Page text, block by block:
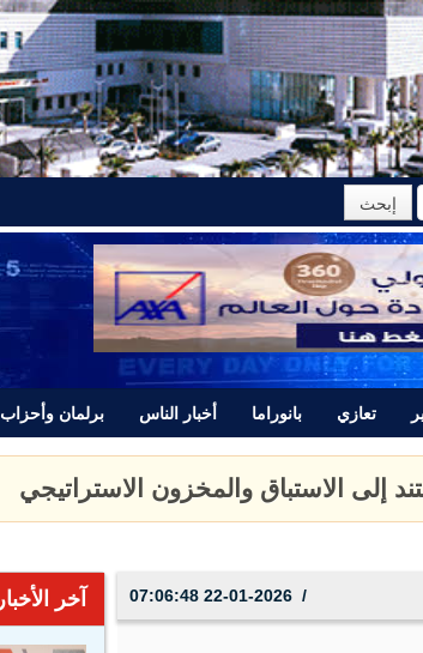
تعازي بانوراما أخبار الناس برلمان وأحزاب
قتل نور برغل وتصدر بيانا للرأي العام
22-01-2026 07:06:48 آخر الأخبار